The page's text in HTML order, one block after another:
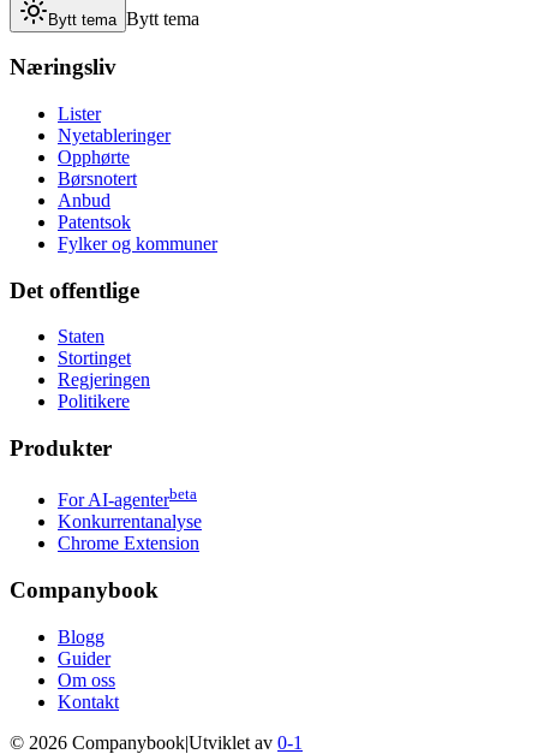
Bytt tema Bytt tema
Næringsliv
Lister
Nyetableringer
Opphørte
Børsnotert
Anbud
Patentsok
Fylker og kommuner
Det offentlige
Staten
Stortinget
Regjeringen
Politikere
Produkter
For AI-agenterbeta
Konkurrentanalyse
Chrome Extension
Companybook
Blogg
Guider
Om oss
Kontakt
© 2026 Companybook|Utviklet av 0-1